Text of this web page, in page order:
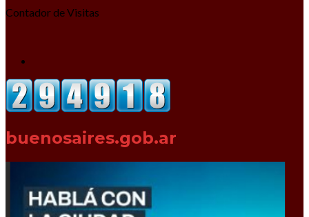
Contador de Visitas
buenosaires.gob.ar